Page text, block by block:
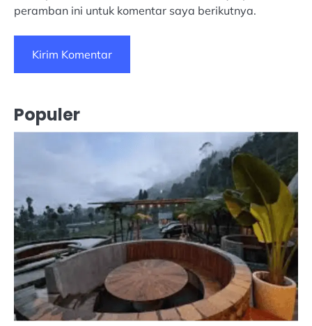
peramban ini untuk komentar saya berikutnya.
Populer